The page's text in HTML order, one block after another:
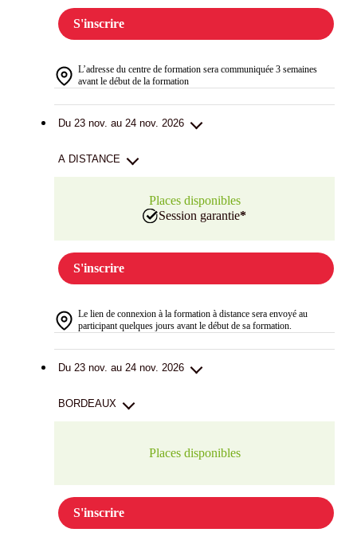
S'inscrire
L’adresse du centre de formation sera communiquée 3 semaines
avant le début de la formation
Du 23 nov. au 24 nov. 2026
A DISTANCE
Places disponibles
Session garantie*
S'inscrire
Le lien de connexion à la formation à distance sera envoyé au
participant quelques jours avant le début de sa formation.
Du 23 nov. au 24 nov. 2026
BORDEAUX
Places disponibles
S'inscrire